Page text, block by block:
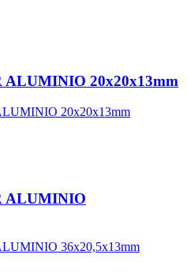
ALUMINIO 20x20x13mm
ALUMINIO